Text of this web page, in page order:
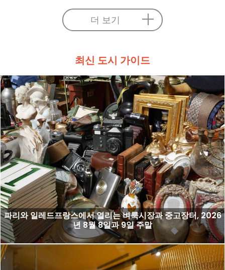
더 보기
최신 도시 가이드
파리와 일레드프랑스에서 열리는 벼룩시장과 중고장터, 2026
년 8월 8일과 9일 주말